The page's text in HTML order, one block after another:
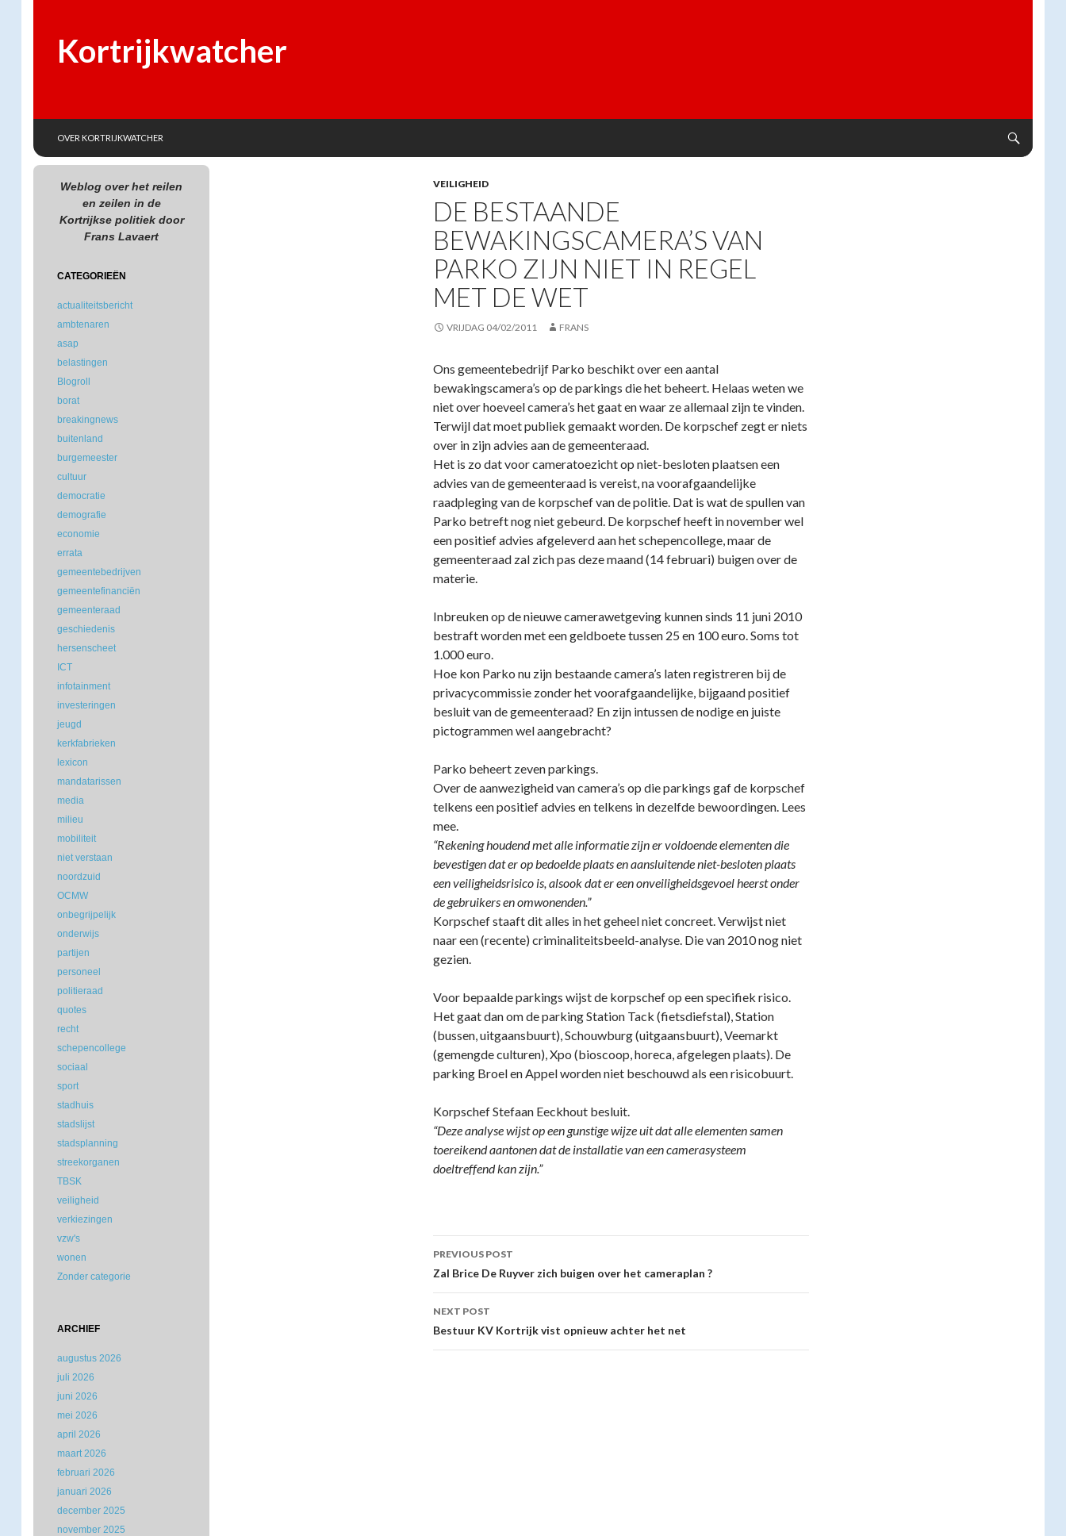
Kortrijkwatcher
OVER KORTRIJKWATCHER
VEILIGHEID
DE BESTAANDE
BEWAKINGSCAMERA’S VAN
PARKO ZIJN NIET IN REGEL
MET DE WET
VRIJDAG 04/02/2011 FRANS
Ons gemeentebedrijf Parko beschikt over een aantal
bewakingscamera’s op de parkings die het beheert. Helaas weten we
niet over hoeveel camera’s het gaat en waar ze allemaal zijn te vinden.
Terwijl dat moet publiek gemaakt worden. De korpschef zegt er niets
over in zijn advies aan de gemeenteraad.
Het is zo dat voor cameratoezicht op niet-besloten plaatsen een
advies van de gemeenteraad is vereist, na voorafgaandelijke
raadpleging van de korpschef van de politie. Dat is wat de spullen van
Parko betreft nog niet gebeurd. De korpschef heeft in november wel
een positief advies afgeleverd aan het schepencollege, maar de
gemeenteraad zal zich pas deze maand (14 februari) buigen over de
materie.
Inbreuken op de nieuwe camerawetgeving kunnen sinds 11 juni 2010
bestraft worden met een geldboete tussen 25 en 100 euro. Soms tot
1.000 euro.
Hoe kon Parko nu zijn bestaande camera’s laten registreren bij de
privacycommissie zonder het voorafgaandelijke, bijgaand positief
besluit van de gemeenteraad? En zijn intussen de nodige en juiste
pictogrammen wel aangebracht?
Parko beheert zeven parkings.
Over de aanwezigheid van camera’s op die parkings gaf de korpschef
telkens een positief advies en telkens in dezelfde bewoordingen. Lees
mee.
“Rekening houdend met alle informatie zijn er voldoende elementen die
bevestigen dat er op bedoelde plaats en aansluitende niet-besloten plaats
een veiligheidsrisico is, alsook dat er een onveiligheidsgevoel heerst onder
de gebruikers en omwonenden.”
Korpschef staaft dit alles in het geheel niet concreet. Verwijst niet
naar een (recente) criminaliteitsbeeld-analyse. Die van 2010 nog niet
gezien.
Voor bepaalde parkings wijst de korpschef op een specifiek risico.
Het gaat dan om de parking Station Tack (fietsdiefstal), Station
(bussen, uitgaansbuurt), Schouwburg (uitgaansbuurt), Veemarkt
(gemengde culturen), Xpo (bioscoop, horeca, afgelegen plaats). De
parking Broel en Appel worden niet beschouwd als een risicobuurt.
Korpschef Stefaan Eeckhout besluit.
“Deze analyse wijst op een gunstige wijze uit dat alle elementen samen
toereikend aantonen dat de installatie van een camerasysteem
doeltreffend kan zijn.”
Post
navigation
PREVIOUS POST
Zal Brice De Ruyver zich buigen over het cameraplan ?
NEXT POST
Bestuur KV Kortrijk vist opnieuw achter het net
Weblog over het reilen
en zeilen in de
Kortrijkse politiek door
Frans Lavaert
CATEGORIEËN
actualiteitsbericht
ambtenaren
asap
belastingen
Blogroll
borat
breakingnews
buitenland
burgemeester
cultuur
democratie
demografie
economie
errata
gemeentebedrijven
gemeentefinanciën
gemeenteraad
geschiedenis
hersenscheet
ICT
infotainment
investeringen
jeugd
kerkfabrieken
lexicon
mandatarissen
media
milieu
mobiliteit
niet verstaan
noordzuid
OCMW
onbegrijpelijk
onderwijs
partijen
personeel
politieraad
quotes
recht
schepencollege
sociaal
sport
stadhuis
stadslijst
stadsplanning
streekorganen
TBSK
veiligheid
verkiezingen
vzw's
wonen
Zonder categorie
ARCHIEF
augustus 2026
juli 2026
juni 2026
mei 2026
april 2026
maart 2026
februari 2026
januari 2026
december 2025
november 2025